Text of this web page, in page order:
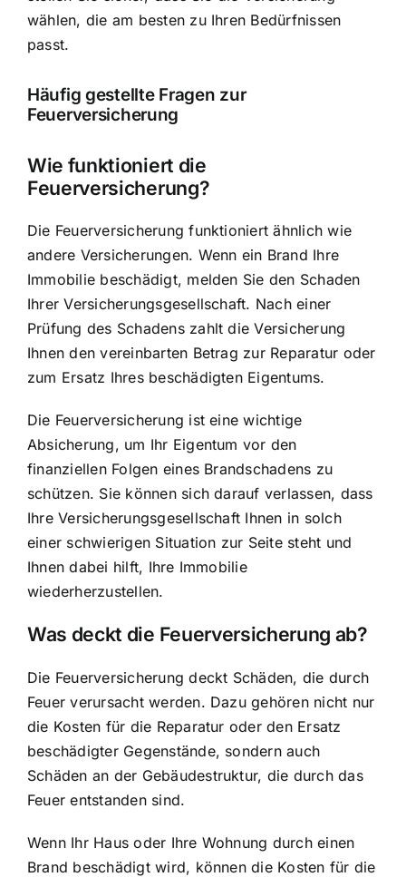
wählen, die am besten zu Ihren Bedürfnissen
passt.
Häufig gestellte Fragen zur
Feuerversicherung
Wie funktioniert die
Feuerversicherung?
Die Feuerversicherung funktioniert ähnlich wie
andere Versicherungen. Wenn ein Brand Ihre
Immobilie beschädigt, melden Sie den Schaden
Ihrer Versicherungsgesellschaft. Nach einer
Prüfung des Schadens zahlt die Versicherung
Ihnen den vereinbarten Betrag zur Reparatur oder
zum Ersatz Ihres beschädigten Eigentums.
Die Feuerversicherung ist eine wichtige
Absicherung, um Ihr Eigentum vor den
finanziellen Folgen eines Brandschadens zu
schützen. Sie können sich darauf verlassen, dass
Ihre Versicherungsgesellschaft Ihnen in solch
einer schwierigen Situation zur Seite steht und
Ihnen dabei hilft, Ihre Immobilie
wiederherzustellen.
Was deckt die Feuerversicherung ab?
Die Feuerversicherung deckt Schäden, die durch
Feuer verursacht werden. Dazu gehören nicht nur
die Kosten für die Reparatur oder den Ersatz
beschädigter Gegenstände, sondern auch
Schäden an der Gebäudestruktur, die durch das
Feuer entstanden sind.
Wenn Ihr Haus oder Ihre Wohnung durch einen
Brand beschädigt wird, können die Kosten für die